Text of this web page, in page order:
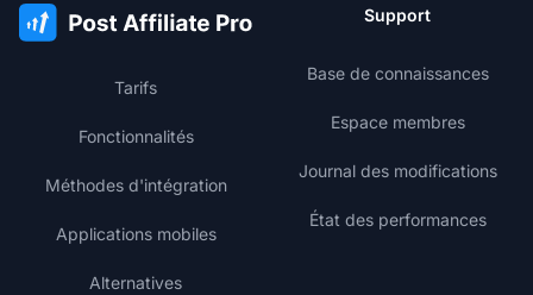
Tarifs
Fonctionnalités
Méthodes d'intégration
Applications mobiles
Alternatives
Support
Base de connaissances
Espace membres
Journal des modifications
État des performances